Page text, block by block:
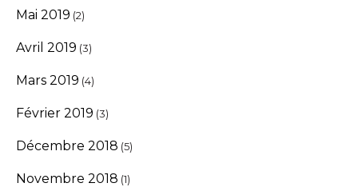
Mai 2019 (2)
Avril 2019 (3)
Mars 2019 (4)
Février 2019 (3)
Décembre 2018 (5)
Novembre 2018 (1)